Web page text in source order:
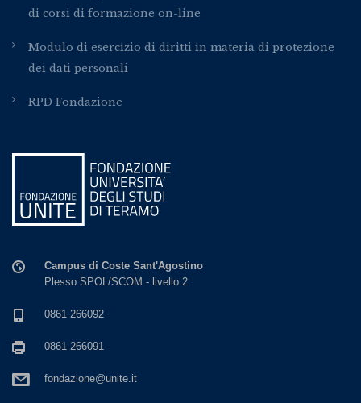
di corsi di formazione on-line
Modulo di esercizio di diritti in materia di protezione
dei dati personali
RPD Fondazione
Campus di Coste Sant'Agostino
Plesso SPOL/SCOM - livello 2
0861 266092
0861 266091
fondazione@unite.it